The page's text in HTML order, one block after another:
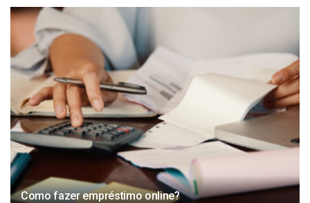
Como fazer empréstimo online?